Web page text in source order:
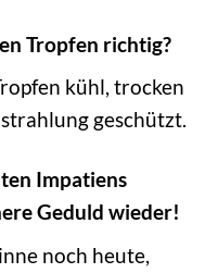
Tropfen richtig?
kühl, trocken
geschützt.
Impatiens
Geduld wieder!
noch heute,